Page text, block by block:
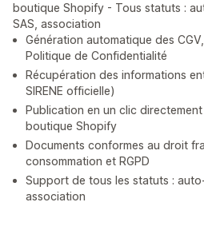
boutique Shopify - Tous statuts :
SAS, association
Génération automatique des
Politique de Confidentialité
Récupération des informations
SIRENE officielle)
Publication en un clic
boutique Shopify
Documents conformes au droit
consommation et RGPD
Support de tous les statuts :
association